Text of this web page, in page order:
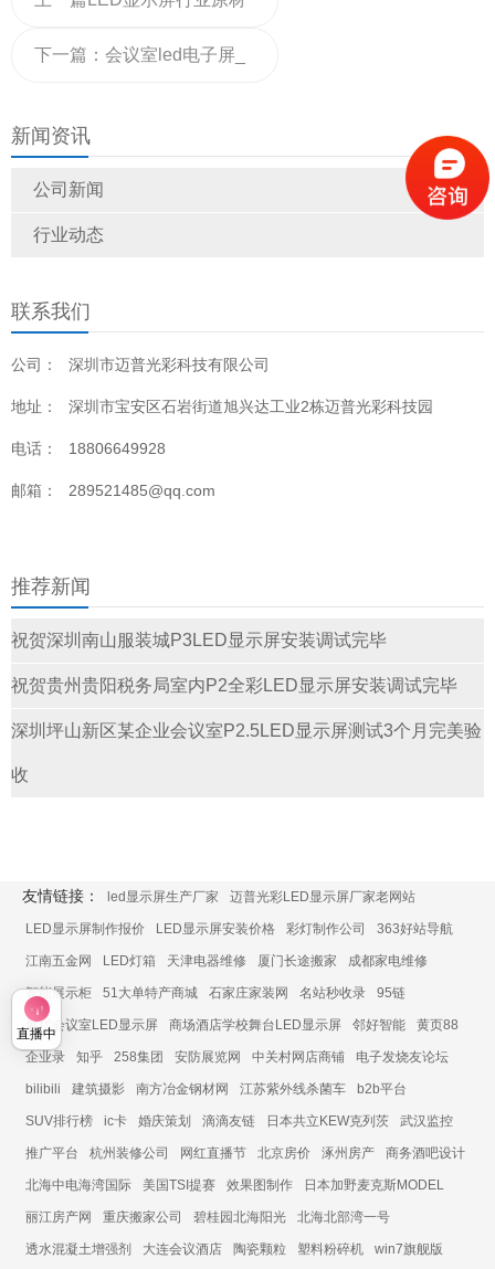
新闻资讯
公司新闻
行业动态
联系我们
公司： 深圳市迈普光彩科技有限公司
地址： 深圳市宝安区石岩街道旭兴达工业2栋迈普光彩科技园
电话： 18806649928
邮箱： 289521485@qq.com
推荐新闻
祝贺深圳南山服装城P3LED显示屏安装调试完毕
祝贺贵州贵阳税务局室内P2全彩LED显示屏安装调试完毕
深圳坪山新区某企业会议室P2.5LED显示屏测试3个月完美验
收
料上涨，产品报价单你改好
下一篇： 会议室led电子屏_
一平方?
友情链接： led显示屏生产厂家 迈普光彩LED显示屏厂家老网站
LED显示屏制作报价 LED显示屏安装价格 彩灯制作公司 363好站导航
江南五金网 LED灯箱 天津电器维修 厦门长途搬家 成都家电维修
智能展示柜 51大单特产商城 石家庄家装网 名站秒收录 95链
展厅会议室LED显示屏 商场酒店学校舞台LED显示屏 邻好智能 黄页88
企业录 知乎 258集团 安防展览网 中关村网店商铺 电子发烧友论坛
bilibili 建筑摄影 南方冶金钢材网 江苏紫外线杀菌车 b2b平台
SUV排行榜 ic卡 婚庆策划 滴滴友链 日本共立KEW克列茨 武汉监控
推广平台 杭州装修公司 网红直播节 北京房价 涿州房产 商务酒吧设计
北海中电海湾国际 美国TSI提赛 效果图制作 日本加野麦克斯MODEL
丽江房产网 重庆搬家公司 碧桂园北海阳光 北海北部湾一号
透水混凝土增强剂 大连会议酒店 陶瓷颗粒 塑料粉碎机 win7旗舰版
直播中